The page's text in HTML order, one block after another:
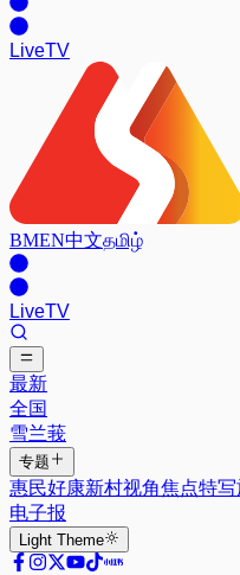
LiveTV
BMEN中文தமிழ்
LiveTV
最新
全国
雪兰莪
专题
惠民好康新村视角焦点特写
电子报
Light Theme